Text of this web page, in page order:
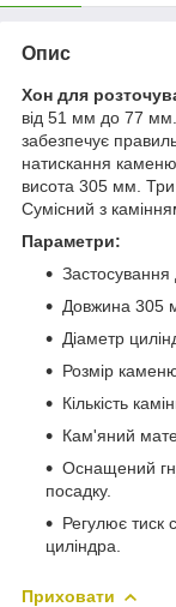
Опис
Хон для
від 51 мм до 77
забезпечує
натискання
висота 305 мм. Три
Сумісний з
Параметри:
Застосування
Довжина 305
Діаметр
Розмір
Кількість
Кам'яний
Оснащений
посадку.
Регулює тиск
циліндра.
Приховати